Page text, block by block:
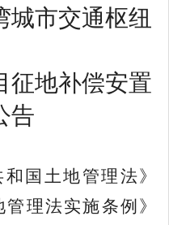
城市交通枢纽
征地补偿安置
告
国土地管理法》
理法实施条例》